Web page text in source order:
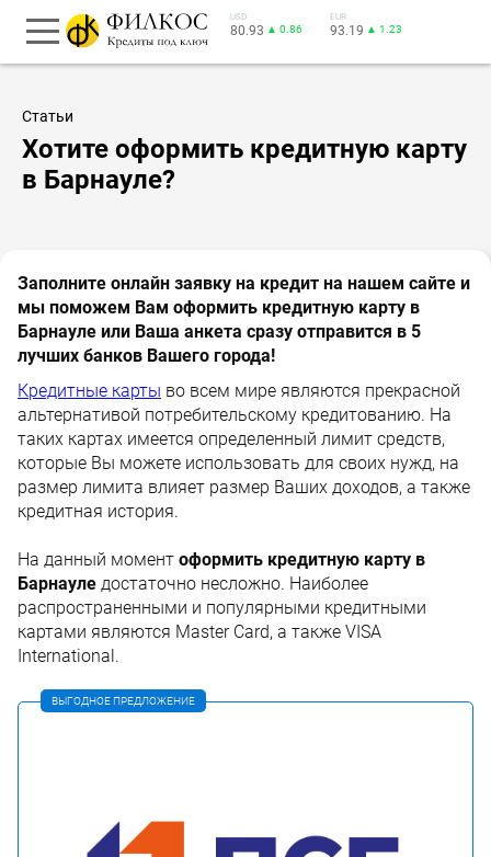
USD
80.93 ▲ 0.86
EUR
93.19 ▲ 1.23
Статьи
Хотите оформить кредитную карту
в Барнауле?
Заполните онлайн заявку на кредит на нашем сайте и
мы поможем Вам оформить кредитную карту в
Барнауле или Ваша анкета сразу отправится в 5
лучших банков Вашего города!
Кредитные карты во всем мире являются прекрасной
альтернативой потребительскому кредитованию. На
таких картах имеется определенный лимит средств,
которые Вы можете использовать для своих нужд, на
размер лимита влияет размер Ваших доходов, а также
кредитная история.
На данный момент оформить кредитную карту в
Барнауле достаточно несложно. Наиболее
распространенными и популярными кредитными
картами являются Master Card, а также VISA
International.
ВЫГОДНОЕ ПРЕДЛОЖЕНИЕ